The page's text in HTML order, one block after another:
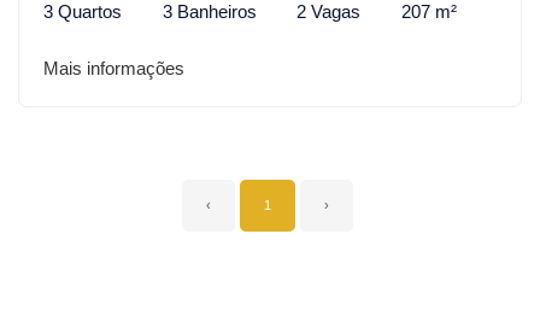
3 Quartos 3 Banheiros 2 Vagas 207 m²
Mais informações
‹ 1 ›